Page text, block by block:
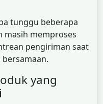
tunggu beberapa
masih memproses
pengiriman saat
yang